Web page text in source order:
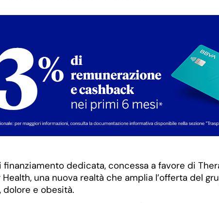
dedicata, concessa a favore di
una nuova realtà che amplia l’offerta del
e obesità.